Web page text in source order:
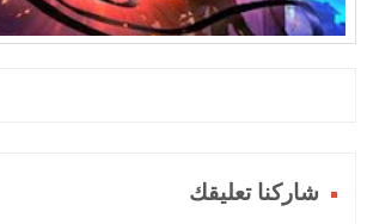
شاركنا تعليقك